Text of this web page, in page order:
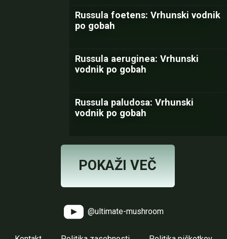
Russula foetens: Vrhunski vodnik
po gobah
Russula aeruginea: Vrhunski
vodnik po gobah
Russula paludosa: Vrhunski
vodnik po gobah
POKAŽI VEČ
@ultimate-mushroom